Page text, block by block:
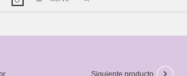
Siguiente producto